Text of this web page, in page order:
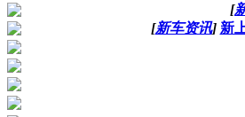
[
[新车资讯] 新